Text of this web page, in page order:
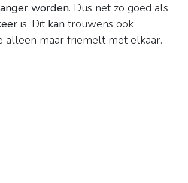
worden. Dus net zo goed als
is. Dit kan trouwens ook
alleen maar friemelt met elkaar.